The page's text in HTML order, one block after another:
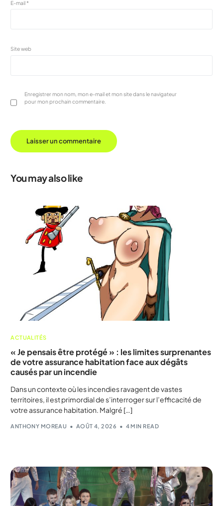
E-mail*
Site web
Enregistrer mon nom, mon e-mail et mon site dans le navigateur
pour mon prochain commentaire.
You may also like
ACTUALITÉS
« Je pensais être protégé » : les limites surprenantes
de votre assurance habitation face aux dégâts
causés par un incendie
Dans un contexte où les incendies ravagent de vastes
territoires, il est primordial de s’interroger sur l’efficacité de
votre assurance habitation. Malgré […]
ANTHONY MOREAU AOÛT 4, 2026 4 MIN READ